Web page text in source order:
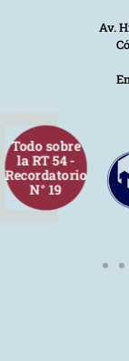
Todo sobre
la RT 54 -
Recordatorio
N° 19
Av.